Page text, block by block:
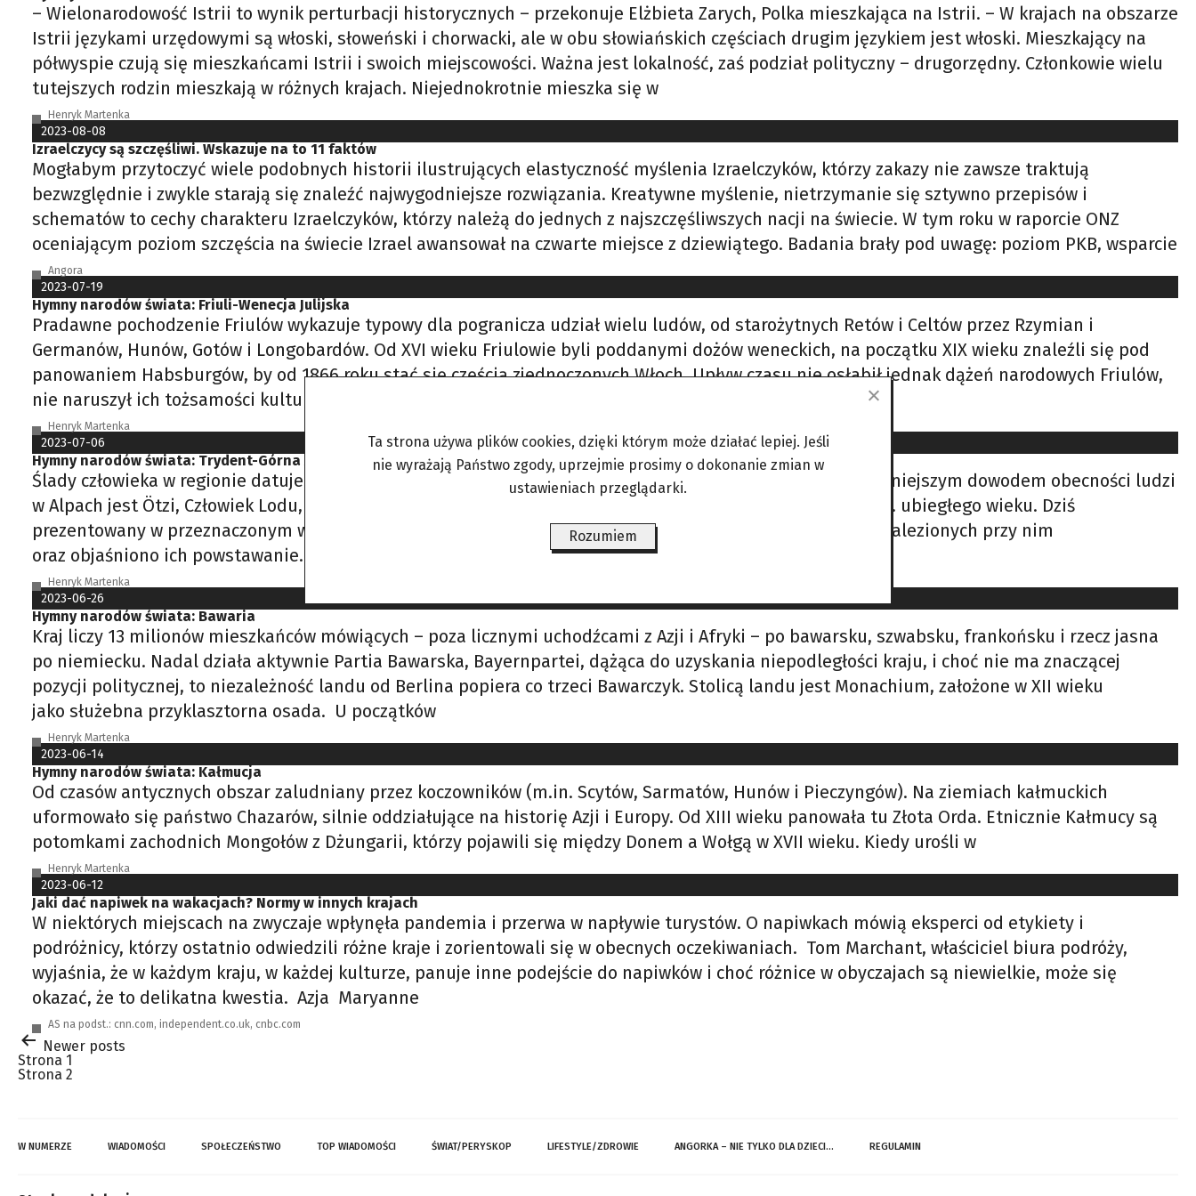
– Wielonarodowość Istrii to wynik perturbacji historycznych – przekonuje Elżbieta Zarych, Polka mieszkająca na Istrii. – W krajach na obszarze
Istrii językami urzędowymi są włoski, słoweński i chorwacki, ale w obu słowiańskich częściach drugim językiem jest włoski. Mieszkający na
półwyspie czują się mieszkańcami Istrii i swoich miejscowości. Ważna jest lokalność, zaś podział polityczny – drugorzędny. Członkowie wielu
tutejszych rodzin mieszkają w różnych krajach. Niejednokrotnie mieszka się w
Henryk Martenka
2023-08-08
Izraelczycy są szczęśliwi. Wskazuje na to 11 faktów
Mogłabym przytoczyć wiele podobnych historii ilustrujących elastyczność myślenia Izraelczyków, którzy zakazy nie zawsze traktują
bezwzględnie i zwykle starają się znaleźć najwygodniejsze rozwiązania. Kreatywne myślenie, nietrzymanie się sztywno przepisów i
schematów to cechy charakteru Izraelczyków, którzy należą do jednych z najszczęśliwszych nacji na świecie. W tym roku w raporcie ONZ
oceniającym poziom szczęścia na świecie Izrael awansował na czwarte miejsce z dziewiątego. Badania brały pod uwagę: poziom PKB, wsparcie
Angora
2023-07-19
Hymny narodów świata: Friuli-Wenecja Julijska
Pradawne pochodzenie Friulów wykazuje typowy dla pogranicza udział wielu ludów, od starożytnych Retów i Celtów przez Rzymian i
Germanów, Hunów, Gotów i Longobardów. Od XVI wieku Friulowie byli poddanymi dożów weneckich, na początku XIX wieku znaleźli się pod
panowaniem Habsburgów, by od 1866 roku stać się częścią zjednoczonych Włoch. Upływ czasu nie osłabił jednak dążeń narodowych Friulów,
nie naruszył ich tożsamości kulturowej ani etnicznej. Nie myślą o
Henryk Martenka
2023-07-06
Hymny narodów świata: Trydent-Górna Adyga
Ślady człowieka w regionie datuje się na okres po ostatnim zlodowaceniu (12 tysięcy lat temu), ale najsłynniejszym dowodem obecności ludzi
w Alpach jest Ötzi, Człowiek Lodu, pochodzący sprzed 5300 lat i znaleziony w północnym Tyrolu w latach 90. ubiegłego wieku. Dziś
prezentowany w przeznaczonym wyłącznie dla niego muzeum, w którym zgromadzono wiele artefaktów znalezionych przy nim
oraz objaśniono ich powstawanie. Dużo później, bo w VI wieku
Henryk Martenka
2023-06-26
Hymny narodów świata: Bawaria
Kraj liczy 13 milionów mieszkańców mówiących – poza licznymi uchodźcami z Azji i Afryki – po bawarsku, szwabsku, frankońsku i rzecz jasna
po niemiecku. Nadal działa aktywnie Partia Bawarska, Bayernpartei, dążąca do uzyskania niepodległości kraju, i choć nie ma znaczącej
pozycji politycznej, to niezależność landu od Berlina popiera co trzeci Bawarczyk. Stolicą landu jest Monachium, założone w XII wieku
jako służebna przyklasztorna osada. U początków
Henryk Martenka
2023-06-14
Hymny narodów świata: Kałmucja
Od czasów antycznych obszar zaludniany przez koczowników (m.in. Scytów, Sarmatów, Hunów i Pieczyngów). Na ziemiach kałmuckich
uformowało się państwo Chazarów, silnie oddziałujące na historię Azji i Europy. Od XIII wieku panowała tu Złota Orda. Etnicznie Kałmucy są
potomkami zachodnich Mongołów z Dżungarii, którzy pojawili się między Donem a Wołgą w XVII wieku. Kiedy urośli w
Henryk Martenka
2023-06-12
Jaki dać napiwek na wakacjach? Normy w innych krajach
W niektórych miejscach na zwyczaje wpłynęła pandemia i przerwa w napływie turystów. O napiwkach mówią eksperci od etykiety i
podróżnicy, którzy ostatnio odwiedzili różne kraje i zorientowali się w obecnych oczekiwaniach. Tom Marchant, właściciel biura podróży,
wyjaśnia, że w każdym kraju, w każdej kulturze, panuje inne podejście do napiwków i choć różnice w obyczajach są niewielkie, może się
okazać, że to delikatna kwestia. Azja Maryanne
AS na podst.: cnn.com, independent.co.uk, cnbc.com
Stronicowanie
wpisów
Newer posts
Strona 1
Strona 2
W NUMERZE WIADOMOŚCI SPOŁECZEŃSTWO TOP WIADOMOŚCI ŚWIAT/PERYSKOP LIFESTYLE/ZDROWIE ANGORKA – NIE TYLKO DLA DZIECI… REGULAMIN
Ta strona używa plików cookies, dzięki którym może działać lepiej. Jeśli
nie wyrażają Państwo zgody, uprzejmie prosimy o dokonanie zmian w
ustawieniach przeglądarki.
Rozumiem